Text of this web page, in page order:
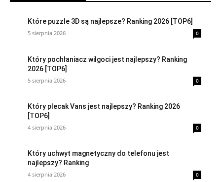
Które puzzle 3D są najlepsze? Ranking 2026 [TOP6]
5 sierpnia 2026 0
Który pochłaniacz wilgoci jest najlepszy? Ranking
2026 [TOP6]
5 sierpnia 2026 0
Który plecak Vans jest najlepszy? Ranking 2026
[TOP6]
4 sierpnia 2026 0
Który uchwyt magnetyczny do telefonu jest
najlepszy? Ranking
4 sierpnia 2026 0